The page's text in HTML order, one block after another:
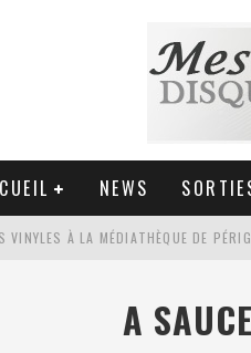
NEWS
VINYLES À LA MÉDIATHÈQUE DE
D'UNE COLLECTION DE 6000
A